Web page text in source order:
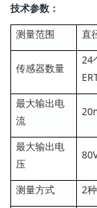
技术参数：
测量范围
直
传感器数量
24
最大输出电
流
最大输出电
压
测量方式
2